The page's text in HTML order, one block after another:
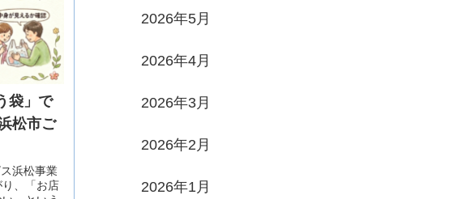
袋」で
松市ご
浜松事業
、「お店
2026年5月
2026年4月
2026年3月
2026年2月
2026年1月